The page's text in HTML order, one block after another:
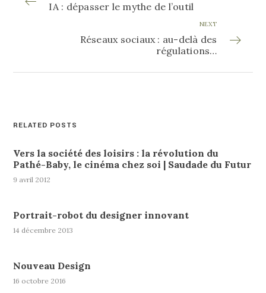
IA : dépasser le mythe de l’outil
NEXT
Réseaux sociaux : au-delà des
régulations…
RELATED POSTS
Vers la société des loisirs : la révolution du
Pathé-Baby, le cinéma chez soi | Saudade du Futur
9 avril 2012
Portrait-robot du designer innovant
14 décembre 2013
Nouveau Design
16 octobre 2016